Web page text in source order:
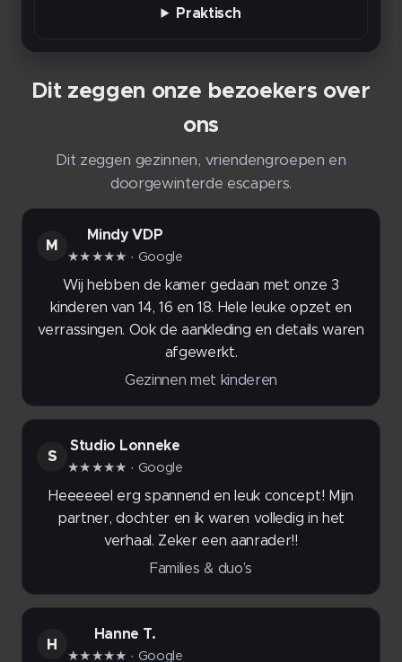
Praktisch
Dit zeggen onze bezoekers over
ons
Dit zeggen gezinnen, vriendengroepen en
doorgewinterde escapers.
M
Mindy VDP
★★★★★ · Google
Wij hebben de kamer gedaan met onze 3
kinderen van 14, 16 en 18. Hele leuke opzet en
verrassingen. Ook de aankleding en details waren
afgewerkt.
Gezinnen met kinderen
S
Studio Lonneke
★★★★★ · Google
Heeeeeel erg spannend en leuk concept! Mijn
partner, dochter en ik waren volledig in het
verhaal. Zeker een aanrader!!
Families & duo’s
H
Hanne T.
★★★★★ · Google